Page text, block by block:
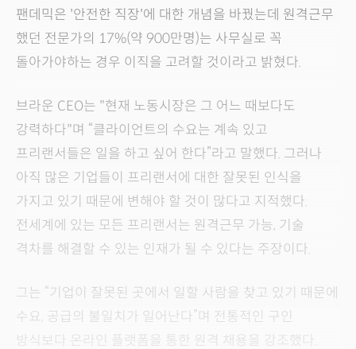
팬데믹은 '안전한 직장'에 대한 개념을 바꿨는데 원격근무
했던 전문가의 17%(약 900만명)는 사무실로 꼭
돌아가야하는 경우 이직을 고려할 것이라고 밝혔다.
브라운 CEO는 "현재 노동시장은 그 어느 때보다도
강력하다"며 “클라이언트의 수요는 계속 있고
프리랜서들은 일을 하고 싶어 한다”라고 말했다. 그러나
아직 많은 기업들이 프리랜서에 대한 잘못된 인식을
가지고 있기 때문에 변해야 할 것이 많다고 지적했다.
전세계에 있는 모든 프리랜서는 원격근무 가능, 기술
격차를 해결할 수 있는 인재가 될 수 있다는 주장이다.
그는 “기업이 잘못된 곳에서 일할 사람을 찾고 있기 때문에
수요, 공급의 불일치가 일어난다”며 전통적인 구인
방식보다 온라인 플랫폼을 통한 원격 채용을 강조했다.